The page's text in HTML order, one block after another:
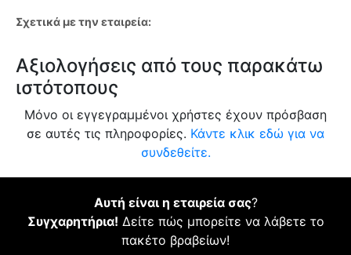
Σχετικά με την εταιρεία:
Αξιολογήσεις από τους παρακάτω
ιστότοπους
Μόνο οι εγγεγραμμένοι χρήστες έχουν πρόσβαση
σε αυτές τις πληροφορίες. Κάντε κλικ εδώ για να
συνδεθείτε.
Αυτή είναι η εταιρεία σας?
Συγχαρητήρια! Δείτε πώς μπορείτε να λάβετε το
πακέτο βραβείων!